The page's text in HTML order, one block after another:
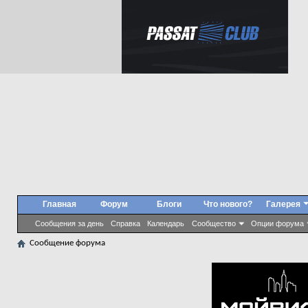
Главная Форум
Сообщения за день Справка Календарь Сообщество Опции форума
Блоги Что нового? Галерея
Сообщение форума